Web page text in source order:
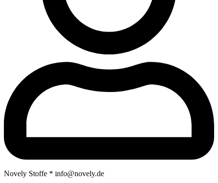
Novely Stoffe * info@novely.de